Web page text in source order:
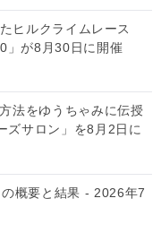
ヒルクライムレース
」が8月30日に開催
法をゆうちゃみに伝授
ズサロン」を8月2日に
の概要と結果 - 2026年7